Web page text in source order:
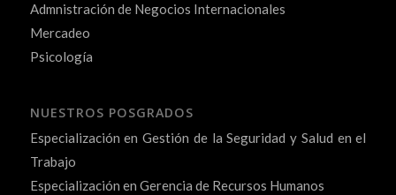
Admnistración de Negocios Internacionales
Mercadeo
Psicología
NUESTROS POSGRADOS
Especialización en Gestión de la Seguridad y Salud en el
Trabajo
Especialización en Gerencia de Recursos Humanos